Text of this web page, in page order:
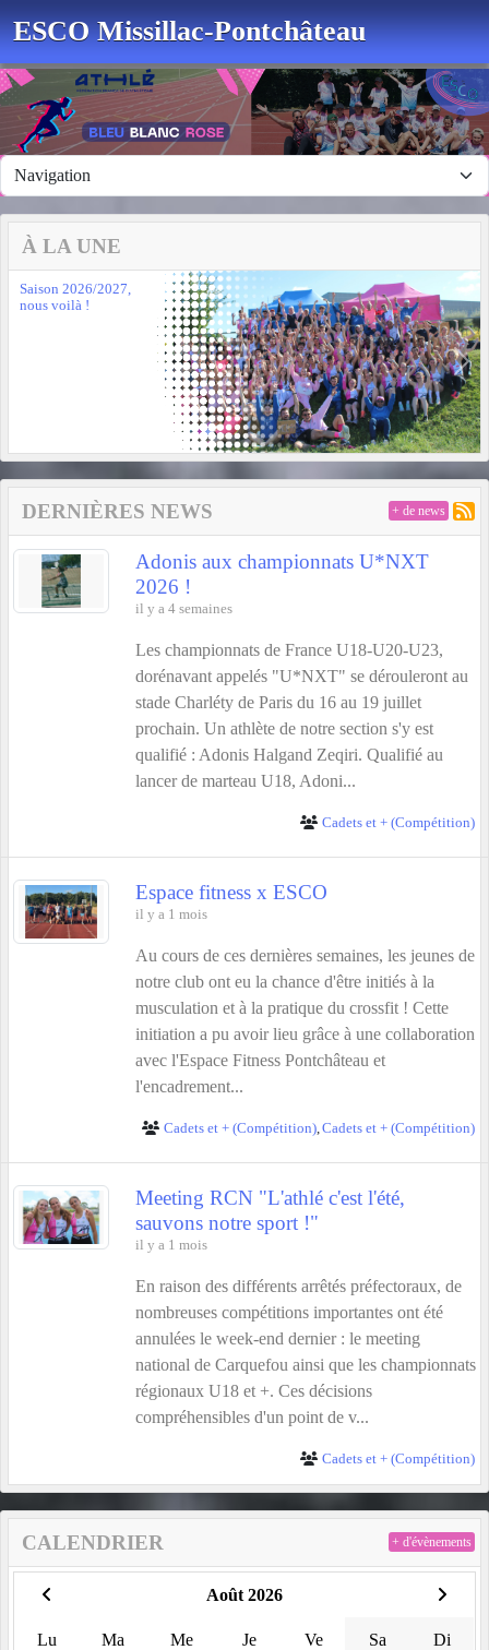
ESCO Missillac-Pontchâteau
À LA UNE
Saison 2026/2027,
nous voilà !
Next
DERNIÈRES NEWS
Adonis aux championnats U*NXT
2026 !
il y a 4 semaines
Les championnats de France U18-U20-U23,
dorénavant appelés "U*NXT" se dérouleront au
stade Charléty de Paris du 16 au 19 juillet
prochain. Un athlète de notre section s'y est
qualifié : Adonis Halgand Zeqiri. Qualifié au
lancer de marteau U18, Adoni...
Cadets et + (Compétition)
Espace fitness x ESCO
il y a 1 mois
Au cours de ces dernières semaines, les jeunes de
notre club ont eu la chance d'être initiés à la
musculation et à la pratique du crossfit ! Cette
initiation a pu avoir lieu grâce à une collaboration
avec l'Espace Fitness Pontchâteau et
l'encadrement...
Cadets et + (Compétition) Cadets et + (Compétition)
Meeting RCN "L'athlé c'est l'été,
sauvons notre sport !"
il y a 1 mois
En raison des différents arrêtés préfectoraux, de
nombreuses compétitions importantes ont été
annulées le week-end dernier : le meeting
national de Carquefou ainsi que les championnats
régionaux U18 et +. Ces décisions
compréhensibles d'un point de v...
Cadets et + (Compétition)
+ de news
CALENDRIER
Août 2026
Lu Ma Me Je Ve Sa Di
+ d'évènements